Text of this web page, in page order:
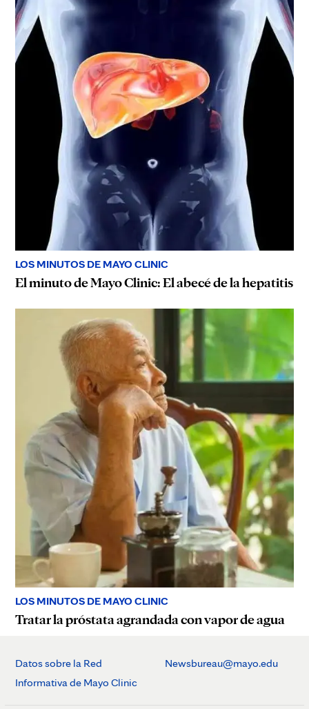
LOS MINUTOS DE MAYO CLINIC
El minuto de Mayo Clinic: El abecé de la hepatitis
LOS MINUTOS DE MAYO CLINIC
Tratar la próstata agrandada con vapor de agua
Datos sobre la Red
Informativa de Mayo Clinic
Newsbureau@mayo.edu